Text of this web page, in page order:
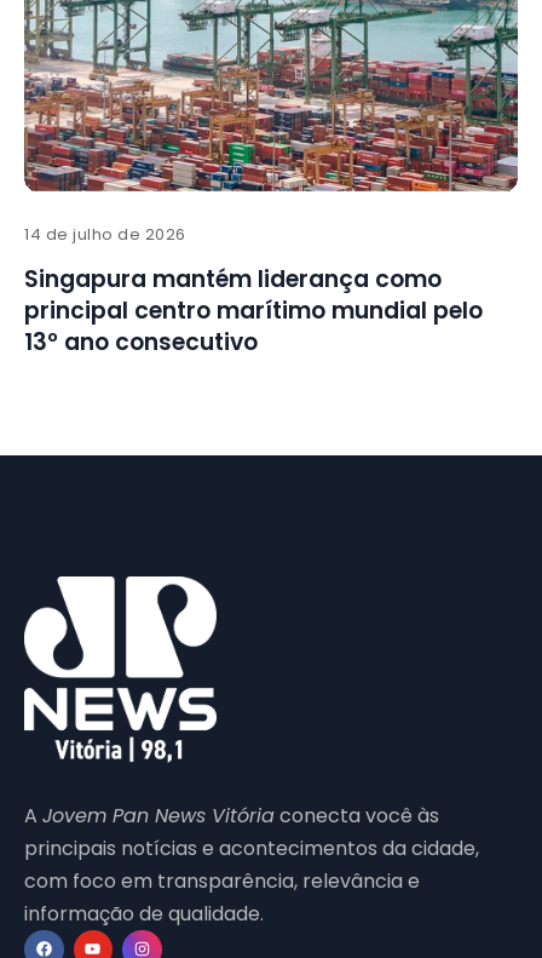
14 de julho de 2026
Singapura mantém liderança como
principal centro marítimo mundial pelo
13º ano consecutivo
A Jovem Pan News Vitóriaconecta você às
principais notícias e acontecimentos da cidade,
com foco em transparência, relevância e
informação de qualidade.